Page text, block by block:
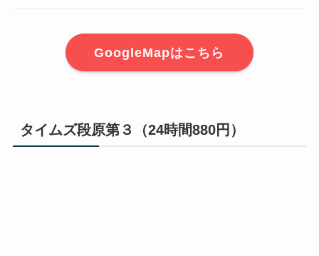
GoogleMapはこちら
タイムズ段原第３（24時間880円）